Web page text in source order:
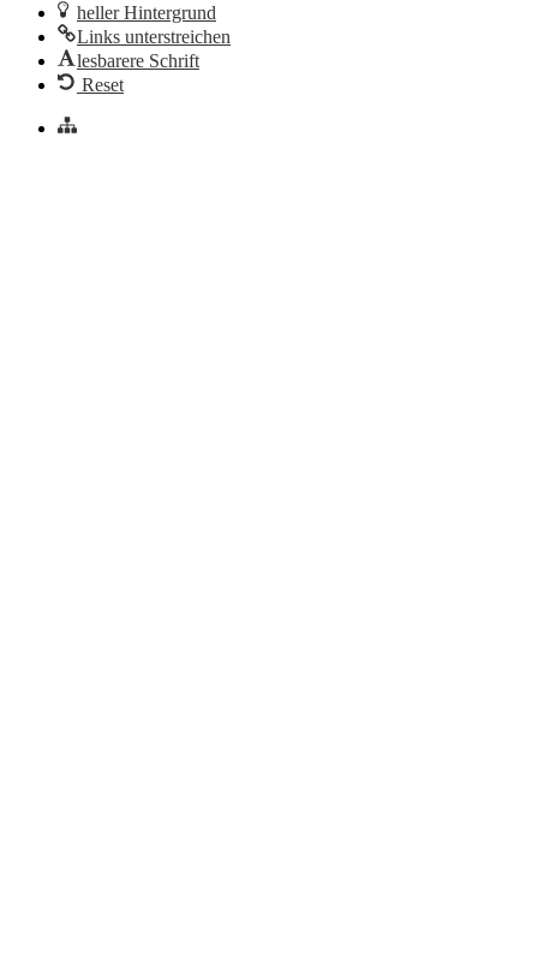
heller Hintergrund
Links unterstreichen
lesbarere Schrift
Reset